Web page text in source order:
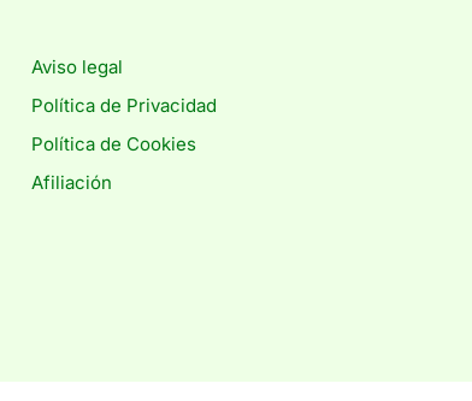
Aviso legal
Política de Privacidad
Política de Cookies
Afiliación